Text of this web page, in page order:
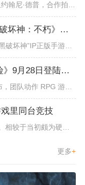
庇护之地CG燃爆公映《暗黑破坏神：不朽》今日全平台上线
虽迟但到，1500万国服玩家翘首以盼的“暗黑破坏神”IP正版手游《暗黑破坏神：不朽》已于今日全平台上线！动作RPG王者再...
《勇者斗恶龙：达尔的大冒险》9月28日登陆苹果谷歌应用商店
发行商 Square Enix 以及开发商 DeNa 宣布，团队动作 RPG 游戏《勇者斗恶龙：达尔的大冒险 魂之绊》将...
里同台竞技
老实说，近些年或2D或3D的格斗游戏不少。相较于当初颇为硬核的难度。如今这类游戏大都以较低的游玩门槛，独特的技能机制吸引...
更多+